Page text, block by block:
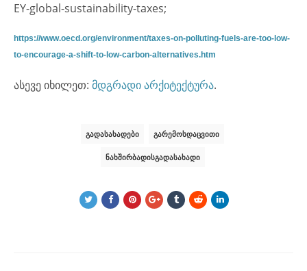
EY-global-sustainability-taxes;
https://www.oecd.org/environment/taxes-on-polluting-fuels-are-too-low-
to-encourage-a-shift-to-low-carbon-alternatives.htm
ასევე იხილეთ: მდგრადი არქიტექტურა.
ᲒᲐᲓᲐᲡᲐᲮᲐᲓᲔᲑᲘ ᲒᲐᲠᲔᲛᲝᲡᲓᲐᲪᲕᲘᲗᲘ
ᲜᲐᲮᲨᲘᲠᲑᲐᲓᲘᲡᲒᲐᲓᲐᲡᲐᲮᲐᲓᲘ